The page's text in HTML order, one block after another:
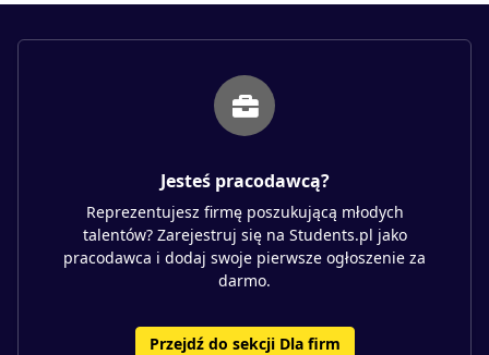
Jesteś pracodawcą?
Reprezentujesz firmę poszukującą młodych
talentów? Zarejestruj się na Students.pl jako
pracodawca i dodaj swoje pierwsze ogłoszenie za
darmo.
Przejdź do sekcji Dla firm